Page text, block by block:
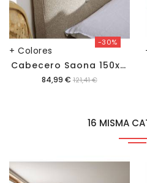
+ Colores
-30%
C
Abecero Saona 150x60cm
Precio
84,99 € 121,41 €
16 MISMA